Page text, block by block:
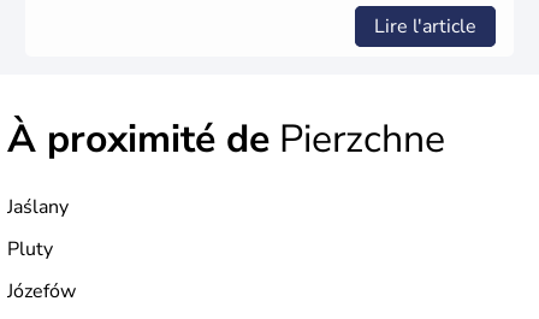
Lire l'article
À proximité de Pierzchne
Jaślany
Pluty
Józefów